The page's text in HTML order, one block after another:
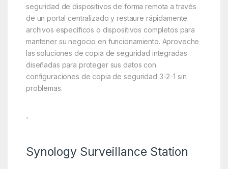
seguridad de dispositivos de forma remota a través
de un portal centralizado y restaure rápidamente
archivos específicos o dispositivos completos para
mantener su negocio en funcionamiento. Aproveche
las soluciones de copia de seguridad integradas
diseñadas para proteger sus datos con
configuraciones de copia de seguridad 3-2-1 sin
problemas.
‘
Synology Surveillance Station